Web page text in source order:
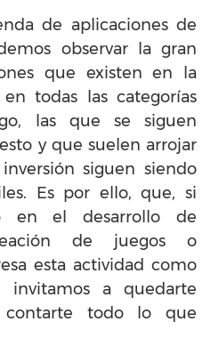
de aplicaciones de
observar la gran
que existen en la
todas las categorías
las que se siguen
y que suelen arrojar
siguen siendo
Es por ello, que, si
en el desarrollo de
de juegos o
esta actividad como
invitamos a quedarte
todo lo que